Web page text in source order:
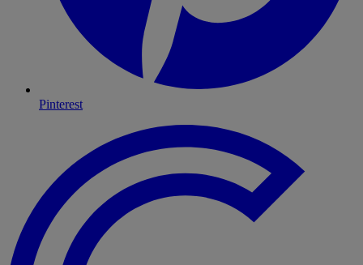
Pinterest